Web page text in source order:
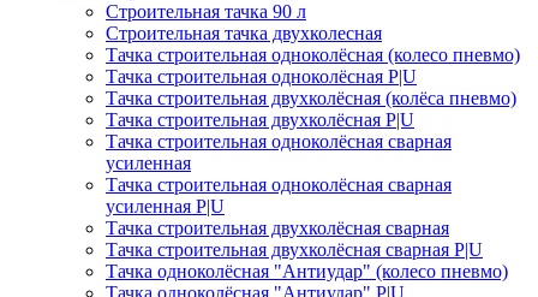
Строительная тачка 90 л
Строительная тачка двухколесная
Тачка строительная одноколёсная (колесо пневмо)
Тачка строительная одноколёсная P|U
Тачка строительная двухколёсная (колёса пневмо)
Тачка строительная двухколёсная P|U
Тачка строительная одноколёсная сварная
усиленная
Тачка строительная одноколёсная сварная
усиленная P|U
Тачка строительная двухколёсная сварная
Тачка строительная двухколёсная сварная P|U
Тачка одноколёсная "Антиудар" (колесо пневмо)
Тачка одноколёсная "Антиудар" P|U